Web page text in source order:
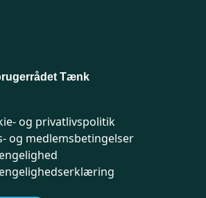
Tænk
og privatlivspolitik
og medlemsbetingelser